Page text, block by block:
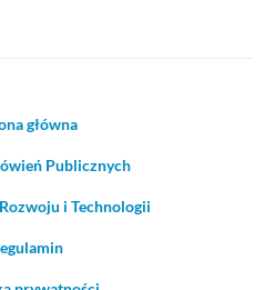
główna
Publicznych
i Technologii